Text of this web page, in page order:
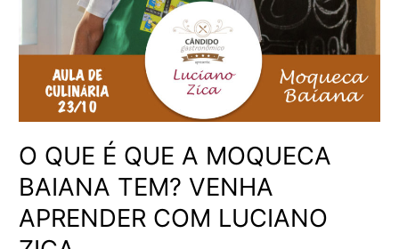
O QUE É QUE A MOQUECA
BAIANA TEM? VENHA
APRENDER COM LUCIANO
APRENDER
COM
LUCIANO
ZICA